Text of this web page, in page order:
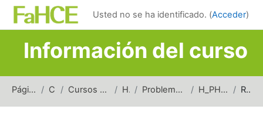
Salta al contenido principal
Usted no se ha identificado. (Acceder)
Información del curso
Página Principal Cursos Cursos de carreras de grado Historia Problemas de Historia General H_PHG_CSUED_2020 Resumen